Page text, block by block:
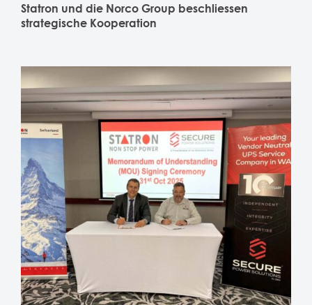
Statron und die Norco Group beschliessen
strategische Kooperation